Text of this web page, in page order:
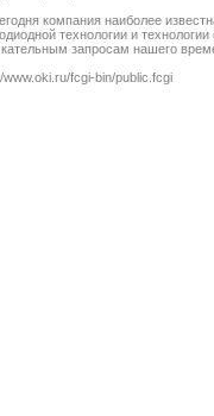
компания наиболее
технологии и
запросам нашего
www.oki.ru/fcgi-bin/public.fcgi